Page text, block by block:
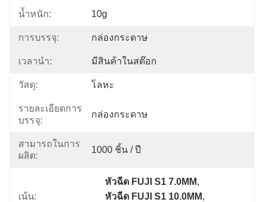
น้ำหนัก: 10g
การบรรจุ: กล่องกระดาษ
เวลานำ: มีสินค้าในสต๊อก
วัสดุ: โลหะ
รายละเอียดการ
บรรจุ:
กล่องกระดาษ
สามารถในการ
ผลิต:
1000 ชิ้น / ปี
เน้น:
หัวฉีด FUJI S1 7.0MM,
หัวฉีด FUJI S1 10.0MM,